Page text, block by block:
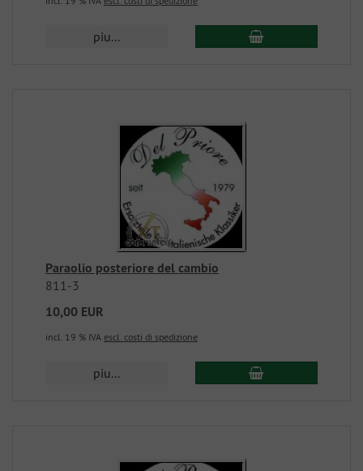
piu...
Paraolio posteriore del cambio
811-3
10,00 EUR
incl. 19 % IVA escl. costi di spedizione
piu...